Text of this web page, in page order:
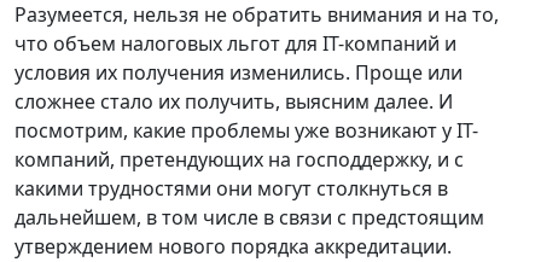
Разумеется, нельзя не обратить внимания и на то,
что объем налоговых льгот для IT-компаний и
условия их получения изменились. Проще или
сложнее стало их получить, выясним далее. И
посмотрим, какие проблемы уже возникают у IT-
компаний, претендующих на господдержку, и с
какими трудностями они могут столкнуться в
дальнейшем, в том числе в связи с предстоящим
утверждением нового порядка аккредитации.